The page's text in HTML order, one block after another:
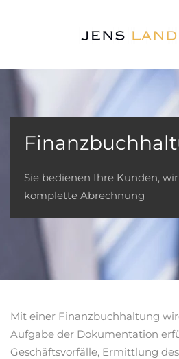
Zum Hauptinhalt springen
Sie bedienen Ihre Kunden,
komplette Abrechnung
Mit einer Finanzbuchhaltung
Aufgabe der Dokumentation
Geschäftsvorfälle, Ermittlung